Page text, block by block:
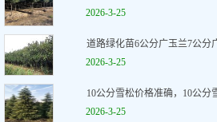
2026-3-25
道路绿化苗6公分广玉兰7公分
2026-3-25
10公分雪松价格准确，10公分
2026-3-25